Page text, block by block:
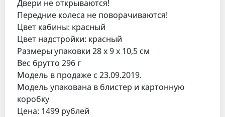
Двери не открываются!
Передние колеса не поворачиваются!
Цвет кабины: красный
Цвет надстройки: красный
Размеры упаковки 28 х 9 х 10,5 см
Вес брутто 296 г
Модель в продаже с 23.09.2019.
Модель упакована в блистер и картонную
коробку
Цена: 1499 рублей